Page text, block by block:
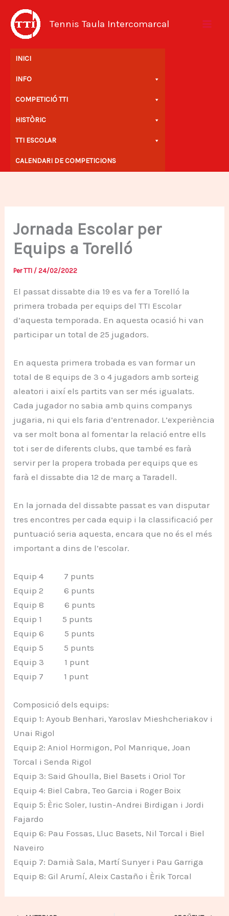
contingut
Tennis Taula Intercomarcal
INICI
INFO
COMPETICIÓ TTI
HISTÒRIC
TTI ESCOLAR
CALENDARI DE COMPETICIONS
Jornada Escolar per
Equips a Torelló
Per TTI /24/02/2022
El passat dissabte dia 19 es va fer a Torelló la
primera trobada per equips del TTI Escolar
d’aquesta temporada. En aquesta ocasió hi van
participar un total de 25 jugadors.
En aquesta primera trobada es van formar un
total de 8 equips de 3 o 4 jugadors amb sorteig
aleatori i així els partits van ser més igualats.
Cada jugador no sabia amb quins companys
jugaria, ni qui els faria d’entrenador. L’experiència
va ser molt bona al fomentar la relació entre ells
tot i ser de diferents clubs, que també es farà
servir per la propera trobada per equips que es
farà el dissabte dia 12 de març a Taradell.
En la jornada del dissabte passat es van disputar
tres encontres per cada equip i la classificació per
puntuació seria aquesta, encara que no és el més
important a dins de l’escolar.
Equip 4 7 punts
Equip 2 6 punts
Equip 8 6 punts
Equip 1 5 punts
Equip 6 5 punts
Equip 5 5 punts
Equip 3 1 punt
Equip 7 1 punt
Composició dels equips:
Equip 1: Ayoub Benhari, Yaroslav Mieshcheriakov i
Unai Rigol
Equip 2: Aniol Hormigon, Pol Manrique, Joan
Torcal i Senda Rigol
Equip 3: Said Ghoulla, Biel Basets i Oriol Tor
Equip 4: Biel Cabra, Teo Garcia i Roger Boix
Equip 5: Èric Soler, Iustin-Andrei Birdigan i Jordi
Fajardo
Equip 6: Pau Fossas, Lluc Basets, Nil Torcal i Biel
Naveiro
Equip 7: Damià Sala, Martí Sunyer i Pau Garriga
Equip 8: Gil Arumí, Aleix Castaño i Èrik Torcal